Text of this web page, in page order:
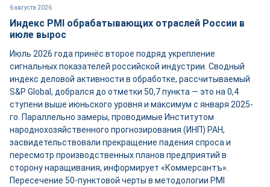
6 августа 2026
Индекс PMI обрабатывающих отраслей России в
июле вырос
Июль 2026 года принёс второе подряд укрепление
сигнальных показателей российской индустрии. Сводный
индекс деловой активности в обработке, рассчитываемый
S&P Global, добрался до отметки 50,7 пункта — это на 0,4
ступени выше июньского уровня и максимум с января 2025-
го. Параллельно замеры, проводимые Институтом
народнохозяйственного прогнозирования (ИНП) РАН,
засвидетельствовали прекращение падения спроса и
пересмотр производственных планов предприятий в
сторону наращивания, информирует «Коммерсантъ».
Пересечение 50-пунктовой черты в методологии PMI